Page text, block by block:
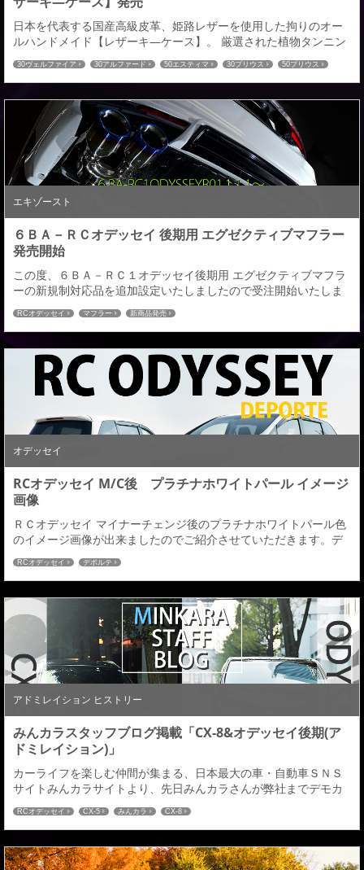
日本を代表する国産高級皮革、姫路レザーを使用した拘りのオー
ルハンドメイド【レザーキ―ケース】。 厳選された植物タンニン
鞣し（なめし）による経年変化（エイジング）が生み出す、味わ
い風合いをお楽しみいただける車種専用【レーザーキ―ケース】
を発売させていただきます。対応車種は２００車種以上※全て車種
専用立体成型となります。 オーダーメイドによる選べる仕様は全
８９６通り。 革の色：全１４色／ステッチの色：...
30ヴェルファイア 30アルファード 50エスティマ 30プリウス
50プリウス
80ハリアー
エキゾースト
６ＢＡ－ＲＣオデッセイ 後期用 エグゼクティブマフラー
発売開始
この度、６ＢＡ－ＲＣ１オデッセイ後期用 エグゼクティブマフラ
ーの新規制対応品を追加設定いたしましたので受注開始いたしま
す。 ６ＢＡ－ＲＣ１ Ｒ０１.11～■ABSOLUTE・Honda
SENSING■ABSOLUTE・EX Honda SENSING対応：純正バンパー
／デポルテリヤハーフスポイラー●Vテール（テールスライド式 ）
￥128,000●チタンHYBRIDテール（テールスライド式 ）￥1...
RCオデッセイ マフラー 新商品発売
オデッセイ
RCオデッセイ M/C後 プラチナホワイトパール イメージ
画像
ＲＣオデッセイ マイナーチェンジ後のプラチナホワイトパール色
のイメージ画像が出来ましたのでご紹介させていただきます。デ
モカーのブラック色よりホワイト色はエアロのデザインや大きさ
がわかりやすいと思いますので、是非参考にしていただければと
思います。ＲＣオデッセイＭ／Ｃ後のエアロパーツをご検討して
いる皆様、どうぞよろしくお願いいたします。 ■フロントハーフ
スポイラー動きのある３Dデザインで上質感を与え、...
RCオデッセイ デポルテ
アドミレイション ヒストリー
みんカラスタッフブログ掲載「CX-8&オデッセイ後期(ア
ドミレイション)」
カーライフを楽しむ仲間が集まる、日本最大の車・自動車ＳＮＳ
サイトみんカラサイトより、先日みんカラさんが弊社までデモカ
ーのＣＸ－８とＲＣオデッセイ後期のカスタマイズパーツの取材
にきていただいた時のブログ記事が「みんカラスタッフブログ」
でアップされておりますのでご紹介させていただきます。 →詳し
くはこちら←
RCオデッセイ CX-5 みんカラ CX-8